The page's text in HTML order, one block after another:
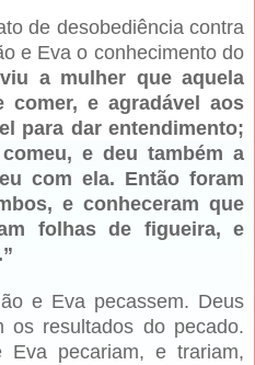
de desobediência contra
e Eva o conhecimento do
a mulher que aquela
comer, e agradável aos
para dar entendimento;
e deu também a
com ela. Então foram
e conheceram que
folhas de figueira, e
e Eva pecassem. Deus
os resultados do pecado.
pecariam, e trariam,